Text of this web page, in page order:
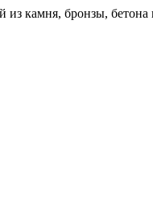
из камня, бронзы, бетона